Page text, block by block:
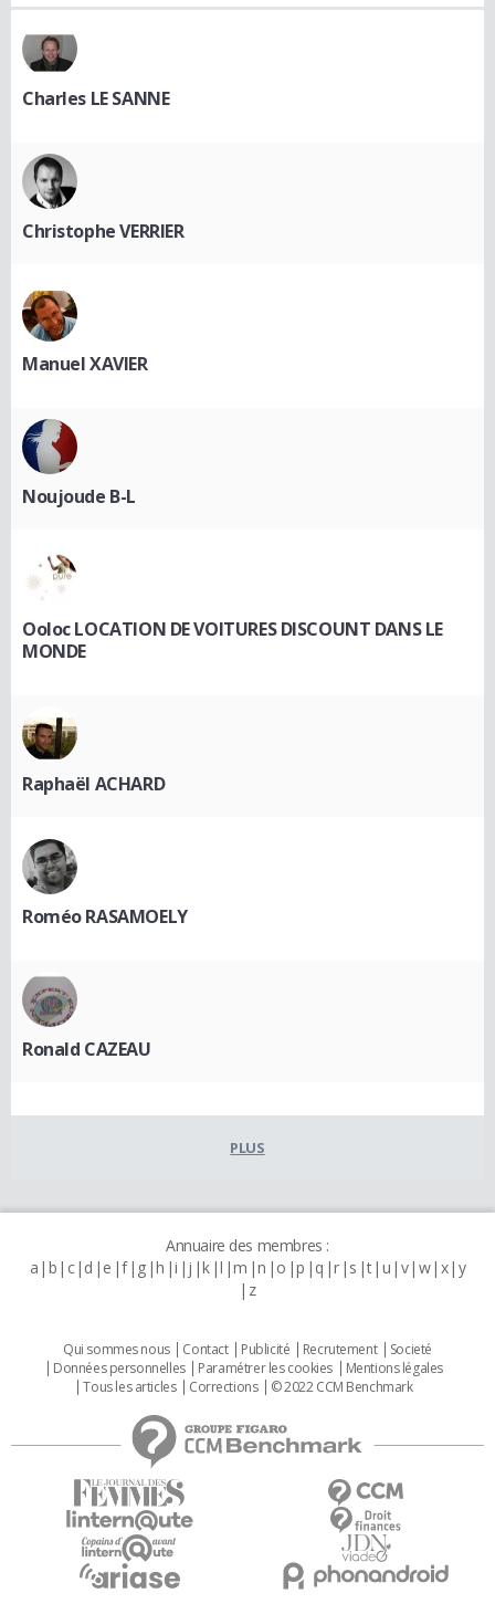
Charles LE SANNE
Christophe VERRIER
Manuel XAVIER
Noujoude B-L
Ooloc LOCATION DE VOITURES DISCOUNT DANS LE
MONDE
Raphaël ACHARD
Roméo RASAMOELY
Ronald CAZEAU
PLUS
Annuaire des membres :
a b c d e f g h i j k l m n o p q r s t u v w x y
z
Qui sommes nous Contact Publicité Recrutement
Societé
Données personnelles
Paramétrer les cookies
Mentions légales
Tous les articles
Corrections © 2022 CCM Benchmark